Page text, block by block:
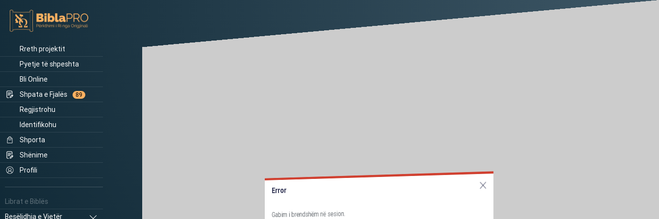
Error
Gabim i brendshëm në sesion.
Rreth projektit
Pyetje të shpeshta
Bli Online
Shpata e Fjalës
89
Regjistrohu
Identifikohu
Shporta
Shënime
Profili
Librat e Biblës
Besëlidhja e Vjetër